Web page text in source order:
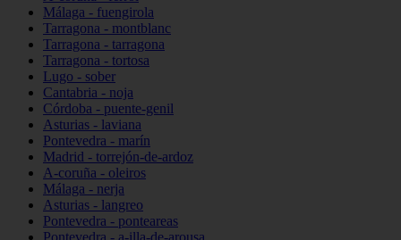
Málaga - fuengirola
Tarragona - montblanc
Tarragona - tarragona
Tarragona - tortosa
Lugo - sober
Cantabria - noja
Córdoba - puente-genil
Asturias - laviana
Pontevedra - marín
Madrid - torrejón-de-ardoz
A-coruña - oleiros
Málaga - nerja
Asturias - langreo
Pontevedra - ponteareas
Pontevedra - a-illa-de-arousa